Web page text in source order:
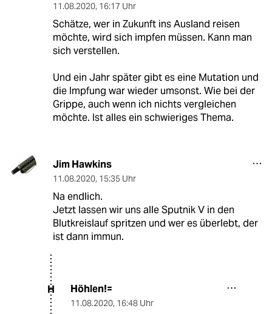
11.08.2020, 16:17 Uhr
Schätze, wer in Zukunft ins Ausland reisen
möchte, wird sich impfen müssen. Kann man
sich verstellen.
Und ein Jahr später gibt es eine Mutation und
die Impfung war wieder umsonst. Wie bei der
Grippe, auch wenn ich nichts vergleichen
möchte. Ist alles ein schwieriges Thema.
Jim Hawkins
11.08.2020, 15:35 Uhr
Na endlich.
Jetzt lassen wir uns alle Sputnik V in den
Blutkreislauf spritzen und wer es überlebt, der
ist dann immun.
H Höhlen!=
11.08.2020, 16:48 Uhr